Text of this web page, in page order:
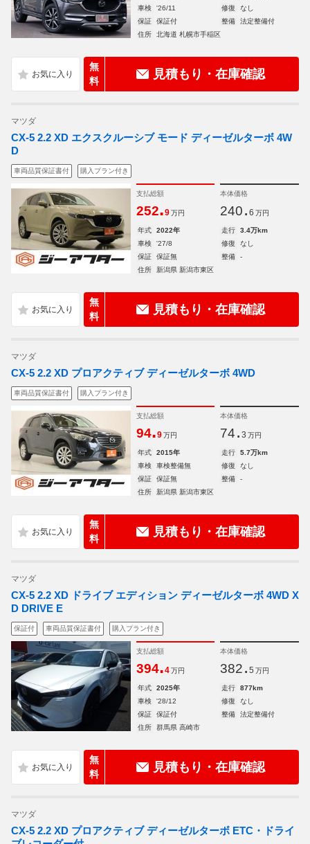
車検
'26/11 修復
なし
保証
保証付 整備
法定整備付
住所
北海道 札幌市手稲区
無
料
見積もり・在庫確認
マツダ
CX-5 2.2 XD エクスクルーシブ モード ディーゼルターボ 4W
D
車両品質保証書付 購入プラン付き
支払総額
252.9 万円
本体価格
240. 6 万円
年式 2022年 走行
3.4万km
車検
'27/8 修復
なし
保証
保証無 整備
-
住所
新潟県 新潟市東区
無
料
見積もり・在庫確認
マツダ
CX-5 2.2 XD プロアクティブ ディーゼルターボ 4WD
車両品質保証書付 購入プラン付き
支払総額
94.9 万円
本体価格
74. 3 万円
年式 2015年 走行
5.7万km
車検
車検整備無 修復
なし
保証
保証無 整備
-
住所
新潟県 新潟市東区
無
料
見積もり・在庫確認
マツダ
CX-5 2.2 XD ドライブ エディション ディーゼルターボ 4WD X
D DRIVE E
保証付 車両品質保証書付 購入プラン付き
支払総額
394.4 万円
本体価格
382. 5 万円
年式 2025年 走行
877km
車検
'28/12 修復
なし
保証
保証付 整備
法定整備付
住所
群馬県 高崎市
無
料
見積もり・在庫確認
マツダ
CX-5 2.2 XD プロアクティブ ディーゼルターボ ETC・ドライ